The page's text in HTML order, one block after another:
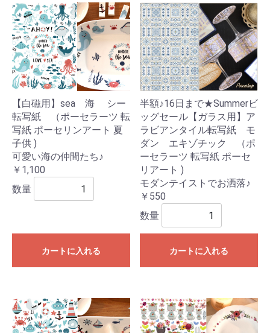
【白磁用】sea 海 シー
転写紙 （ポーセラーツ 転
写紙 ポーセリンアート 夏
子供 )
可愛い海の仲間たち♪
￥1,100
数量
カートに入れる
半額♪16日まで★Summerビ
ッグセール【ガラス用】ア
ラビアンタイル転写紙 モ
ダン エキゾチック （ポ
ーセラーツ 転写紙 ポーセ
リアート )
モダンテイストでお洒落♪
￥550
数量
カートに入れる